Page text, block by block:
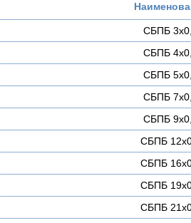
СБПБ
СБПБ
СБПБ
СБПБ
СБПБ
СБПБ
СБПБ
СБПБ
СБПБ